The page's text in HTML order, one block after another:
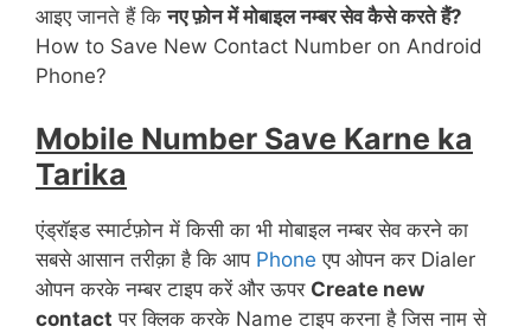
आइए जानते हैं किनए फ़ोन में मोबाइल नम्बर सेव कैसे करते हैं?
How to Save New Contact Number on Android
Phone?
Mobile Number Save Karne ka
Tarika
एंड्रॉइड स्मार्टफ़ोन में किसी का भी मोबाइल नम्बर सेव करने का
सबसे आसान तरीक़ा है कि आप Phone एप ओपन कर Dialer
ओपन करके नम्बर टाइप करें और ऊपर Create new
contact पर क्लिक करके Name टाइप करना है जिस नाम से